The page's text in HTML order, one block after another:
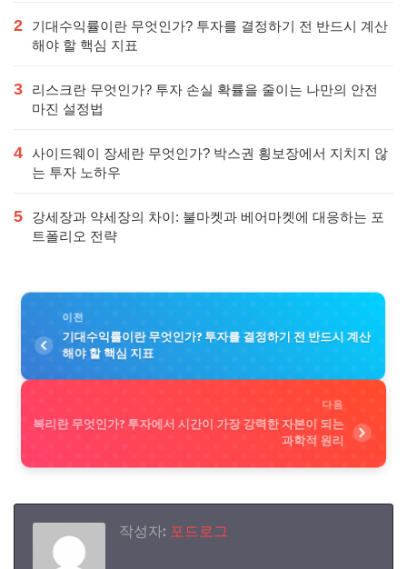
2
기대수익률이란 무엇인가? 투자를 결정하기 전 반드시 계산
해야 할 핵심 지표
3
리스크란 무엇인가? 투자 손실 확률을 줄이는 나만의 안전
마진 설정법
4 사이드웨이 장세란 무엇인가? 박스권 횡보장에서 지치지 않
는 투자 노하우
5
강세장과 약세장의 차이: 불마켓과 베어마켓에 대응하는 포
트폴리오 전략
이전
기대수익률이란 무엇인가? 투자를 결정하기 전 반드시 계산
해야 할 핵심 지표
다음
복리란 무엇인가? 투자에서 시간이 가장 강력한 자본이 되는
과학적 원리
작성자: 포드로그